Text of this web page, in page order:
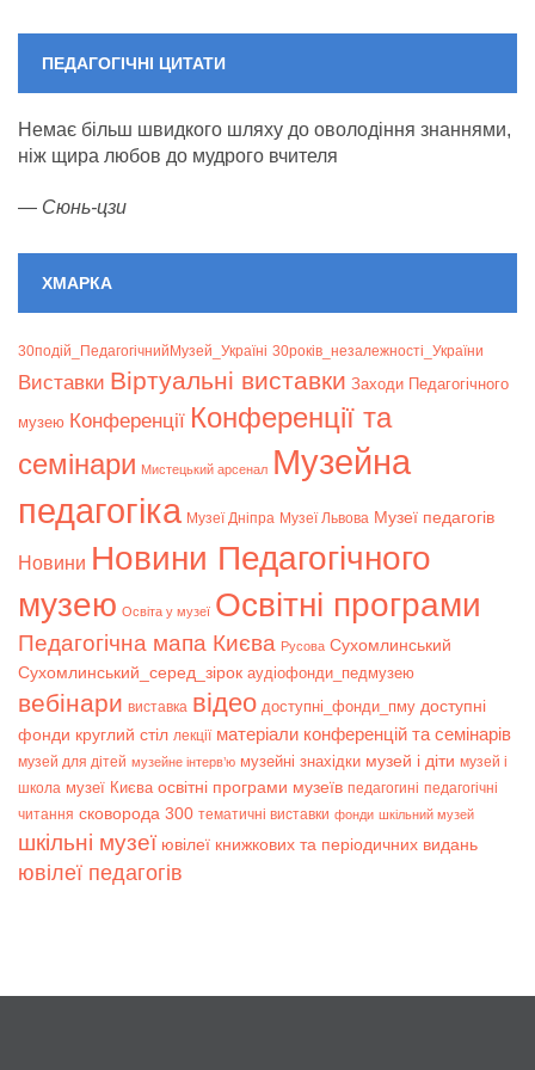
ПЕДАГОГІЧНІ ЦИТАТИ
Немає більш швидкого шляху до оволодіння знаннями,
ніж щира любов до мудрого вчителя
— Сюнь-цзи
ХМАРКА
30подій_ПедагогічнийМузей_Україні 30років_незалежності_України
Bиставки Віртуальні виставки Заходи Педагогічного
музею Конференції Конференції та
семінари Мистецький арсенал Музейна
педагогіка Музеї Дніпра Музеї Львова Музеї педагогів
Новини Новини Педагогічного
музею Освіта у музеї Освітні програми
Педагогічна мапа Києва Русова Сухомлинський
Сухомлинський_серед_зірок аудіофонди_педмузею
вебінари виставка відео доступні_фонди_пму доступні
фонди круглий стіл лекції матеріали конференцій та семінарів
музей для дітей музейне інтерв’ю музейні знахідки музей і діти музей і
школа музеї Києва освітні програми музеїв педагогині педагогічні
читання сковорода 300 тематичні виставки фонди шкільний музей
шкільні музеї ювілеї книжкових та періодичних видань
ювілеї педагогів